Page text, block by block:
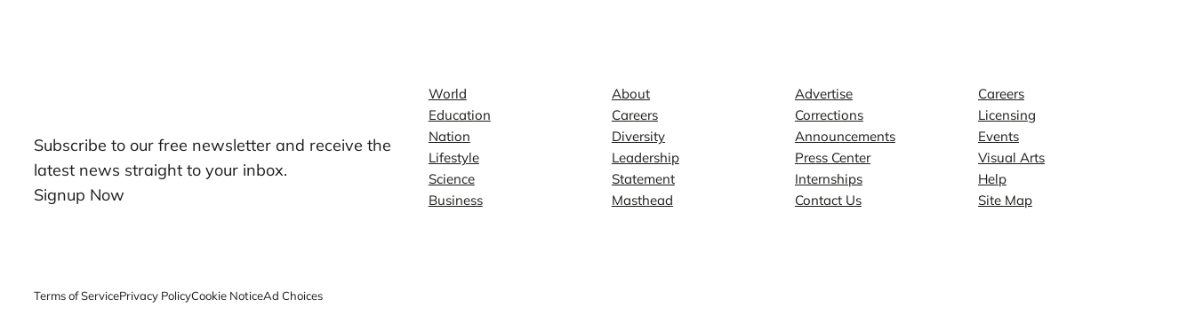
Subscribe to our free newsletter and receive the
latest news straight to your inbox.
Signup Now
World
Education
Nation
Lifestyle
Science
Business
About
Careers
Diversity
Leadership
Statement
Masthead
Advertise
Corrections
Announcements
Press Center
Internships
Contact Us
Careers
Licensing
Events
Visual Arts
Help
Site Map
Terms of ServicePrivacy PolicyCookie NoticeAd Choices